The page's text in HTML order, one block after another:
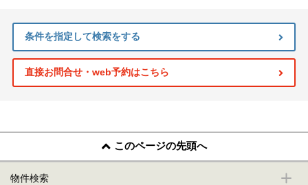
条件を指定して検索をする
直接お問合せ・web予約はこちら
このページの先頭へ
物件検索